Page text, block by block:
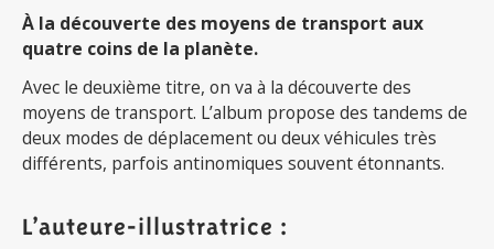
À la découverte des moyens de transport aux
quatre coins de la planète.
Avec le deuxième titre, on va à la découverte des
moyens de transport. L’album propose des tandems de
deux modes de déplacement ou deux véhicules très
différents, parfois antinomiques souvent étonnants.
L’auteure-illustratrice :